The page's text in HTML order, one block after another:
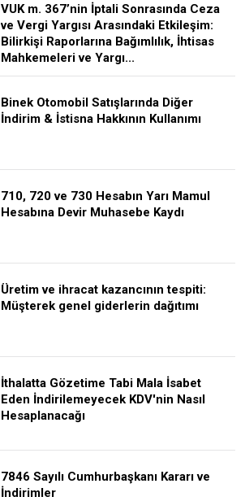
VUK m. 367’nin İptali Sonrasında Ceza
ve Vergi Yargısı Arasındaki Etkileşim:
Bilirkişi Raporlarına Bağımlılık, İhtisas
Mahkemeleri ve Yargı...
Binek Otomobil Satışlarında Diğer
İndirim & İstisna Hakkının Kullanımı
710, 720 ve 730 Hesabın Yarı Mamul
Hesabına Devir Muhasebe Kaydı
Üretim ve ihracat kazancının tespiti:
Müşterek genel giderlerin dağıtımı
İthalatta Gözetime Tabi Mala İsabet
Eden İndirilemeyecek KDV'nin Nasıl
Hesaplanacağı
7846 Sayılı Cumhurbaşkanı Kararı ve
İndirimler